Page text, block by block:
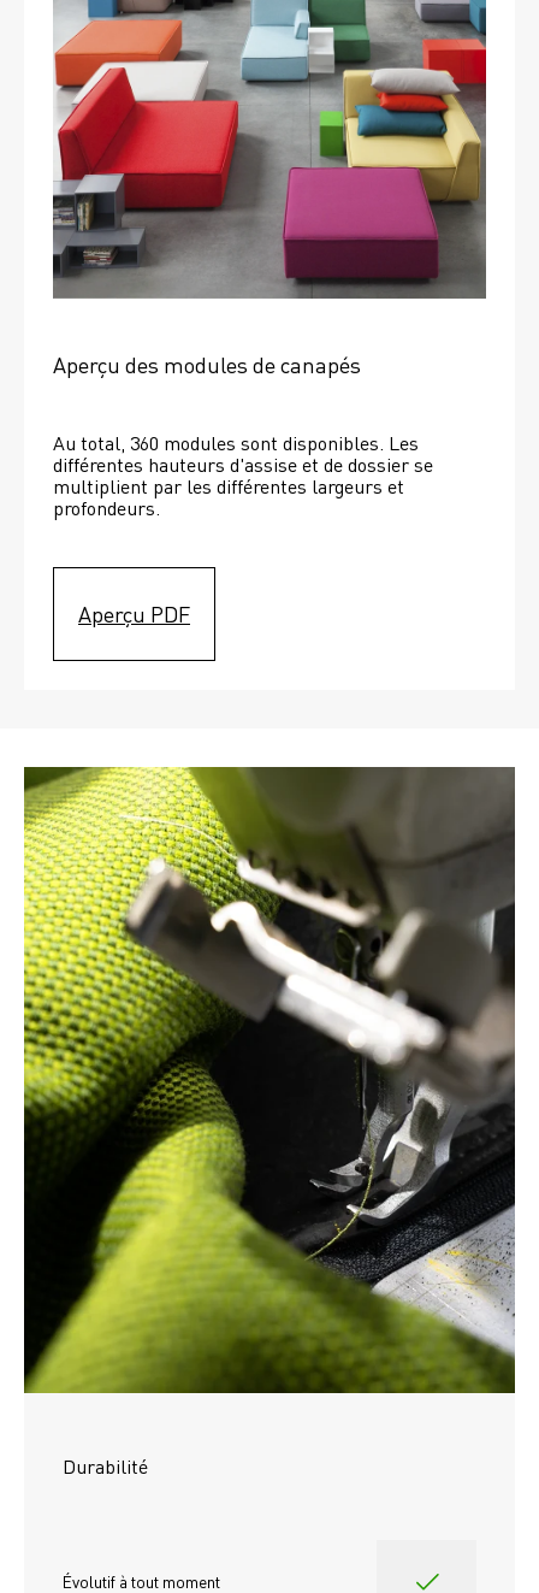
Aperçu des modules de canapés
Au total, 360 modules sont disponibles. Les
différentes hauteurs d'assise et de dossier se
multiplient par les différentes largeurs et
profondeurs.
Aperçu PDF
Durabilité
Évolutif à tout moment